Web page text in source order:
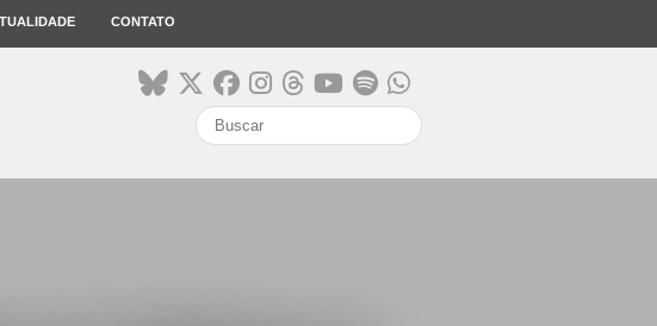
CONTATO
search